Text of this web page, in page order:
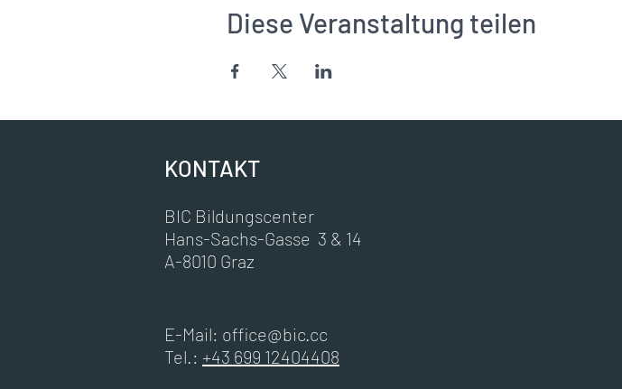
Diese Veranstaltung teilen
KONTAKT
BIC Bildungscenter
Hans-Sachs-Gasse 3 & 14
A-8010 Graz
E-Mail: office@bic.cc
Tel.: +43 699 12404408